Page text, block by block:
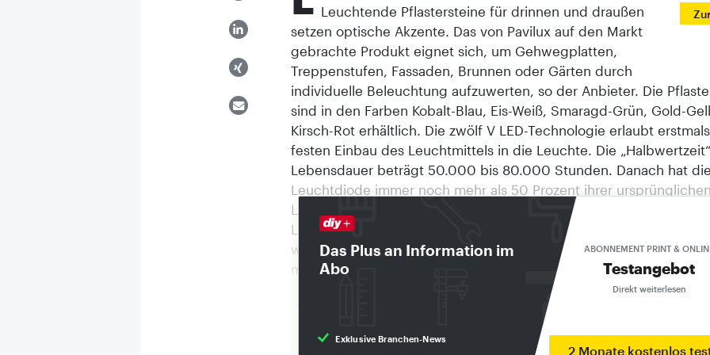
Das Plus an Information im
Abo
Exklusive Branchen-News
ABONNEMENT PRINT &
Testangebot
Direkt weiterlesen
2 Monate kostenlos
Leuchtende Pflastersteine für drinnen und draußen
setzen optische Akzente. Das von Pavilux auf den Markt
gebrachte Produkt eignet sich, um Gehwegplatten,
Treppenstufen, Fassaden, Brunnen oder Gärten durch
individuelle Beleuchtung aufzuwerten, so der Anbieter. Die
sind in den Farben Kobalt-Blau, Eis-Weiß, Smaragd-Grün, Gold-
Kirsch-Rot erhältlich. Die zwölf V LED-Technologie erlaubt
festen Einbau des Leuchtmittels in die Leuchte. Die
Lebensdauer beträgt 50.000 bis 80.000 Stunden. Danach hat die
Leuchtdiode immer noch mehr als 50 Prozent ihrer ursprünglichen
Leuchtkraft. Weil UV-Anteile fehlen, produziert sie weder Wärme
Lichtemissionen und ist auch für Insekten wenig anziehend. Das
witterungsbeständig und belastbar. Die Steine werden als
mit Trafo geliefert. Das Stecksystem ist beliebig erweiterbar.
Der neue Werkstoff Lite verbindet die Vorteile eines leichten
Kunststoffgefäßes mit der Ausstrahlung hochwertiger Terrakotta.